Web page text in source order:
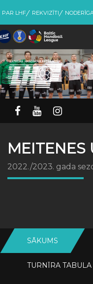
PAR LHF REKVIZĪTI
MEITENES
2022./2023. gada
SĀKUMS
TURNĪRA TABULA